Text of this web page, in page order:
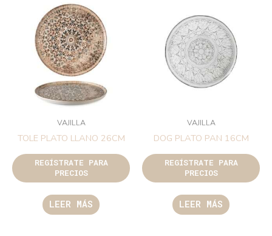
VAJILLA
TOLE PLATO LLANO 26CM
REGÍSTRATE PARA
PRECIOS
LEER MÁS
VAJILLA
DOG PLATO PAN 16CM
REGÍSTRATE PARA
PRECIOS
LEER MÁS